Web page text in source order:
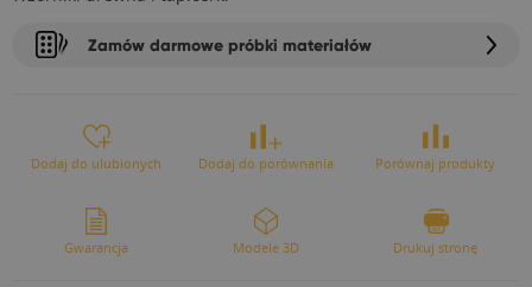
Zamów darmowe próbki materiałów
Dodaj do ulubionych Dodaj do porównania Porównaj produkty
Gwarancja Modele 3D Drukuj stronę